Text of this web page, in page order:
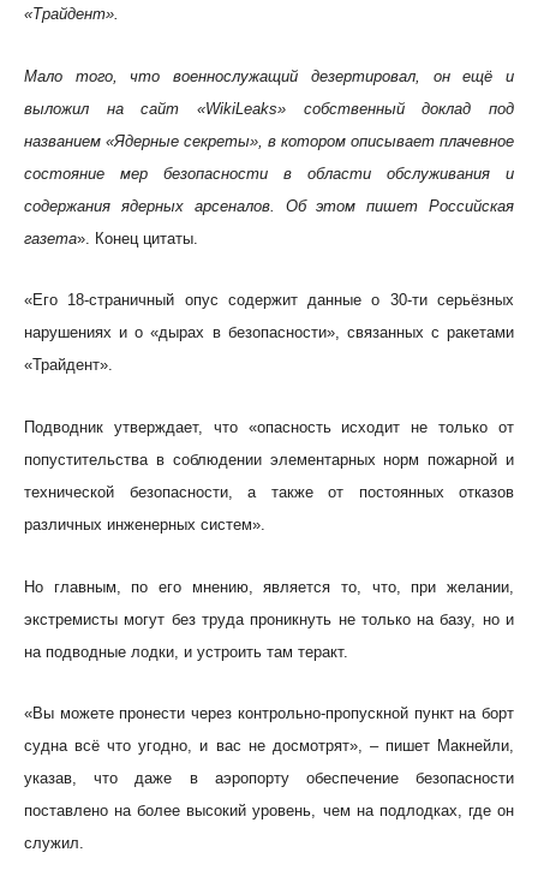
«Трайдент».
Мало того, что военнослужащий дезертировал, он ещё и
выложил на сайт «WikiLeaks» собственный доклад под
названием «Ядерные секреты», в котором описывает плачевное
состояние мер безопасности в области обслуживания и
содержания ядерных арсеналов. Об этом пишет Российская
газета». Конец цитаты.
«Его 18-страничный опус содержит данные о 30-ти серьёзных
нарушениях и о «дырах в безопасности», связанных с ракетами
«Трайдент».
Подводник утверждает, что «опасность исходит не только от
попустительства в соблюдении элементарных норм пожарной и
технической безопасности, а также от постоянных отказов
различных инженерных систем».
Но главным, по его мнению, является то, что, при желании,
экстремисты могут без труда проникнуть не только на базу, но и
на подводные лодки, и устроить там теракт.
«Вы можете пронести через контрольно-пропускной пункт на борт
судна всё что угодно, и вас не досмотрят», – пишет Макнейли,
указав, что даже в аэропорту обеспечение безопасности
поставлено на более высокий уровень, чем на подлодках, где он
служил.